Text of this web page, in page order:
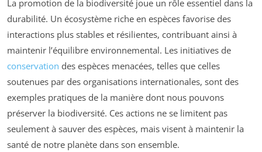
La promotion de la biodiversité joue un rôle essentiel dans la
durabilité. Un écosystème riche en espèces favorise des
interactions plus stables et résilientes, contribuant ainsi à
maintenir l’équilibre environnemental. Les initiatives de
conservation des espèces menacées, telles que celles
soutenues par des organisations internationales, sont des
exemples pratiques de la manière dont nous pouvons
préserver la biodiversité. Ces actions ne se limitent pas
seulement à sauver des espèces, mais visent à maintenir la
santé de notre planète dans son ensemble.